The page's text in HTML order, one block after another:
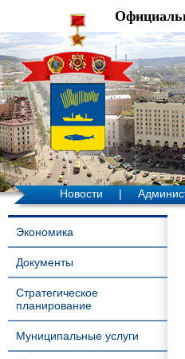
Новости |
Экономика
Документы
Стратегическое
планирование
Муниципальные услуги